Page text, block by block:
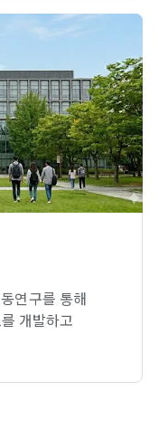
연구를 통해
개발하고